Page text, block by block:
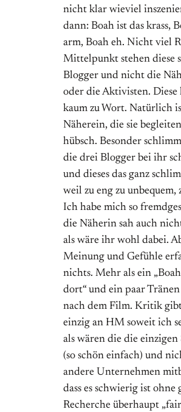
nicht klar wieviel
dann: Boah ist das krass,
arm, Boah eh. Nicht viel
Mittelpunkt stehen diese
Blogger und nicht die
oder die Aktivisten. Diese
kaum zu Wort. Natürlich
Näherein, die sie
hübsch. Besonder
die drei Blogger bei ihr
und dieses das ganz
weil zu eng zu unbequem,
Ich habe mich so
die Näherin sah auch
als wäre ihr wohl dabei.
Meinung und Gefühle
nichts. Mehr als ein
dort“ und ein paar
nach dem Film. Kritik
einzig an HM soweit ich
als wären die die
(so schön einfach) und
andere Unternehmen
dass es schwierig ist ohne
Recherche überhaupt